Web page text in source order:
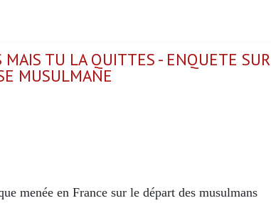
MAIS TU LA QUITTES - ENQUETE SUR
MUSULMANE
menée en France sur le départ des musulmans